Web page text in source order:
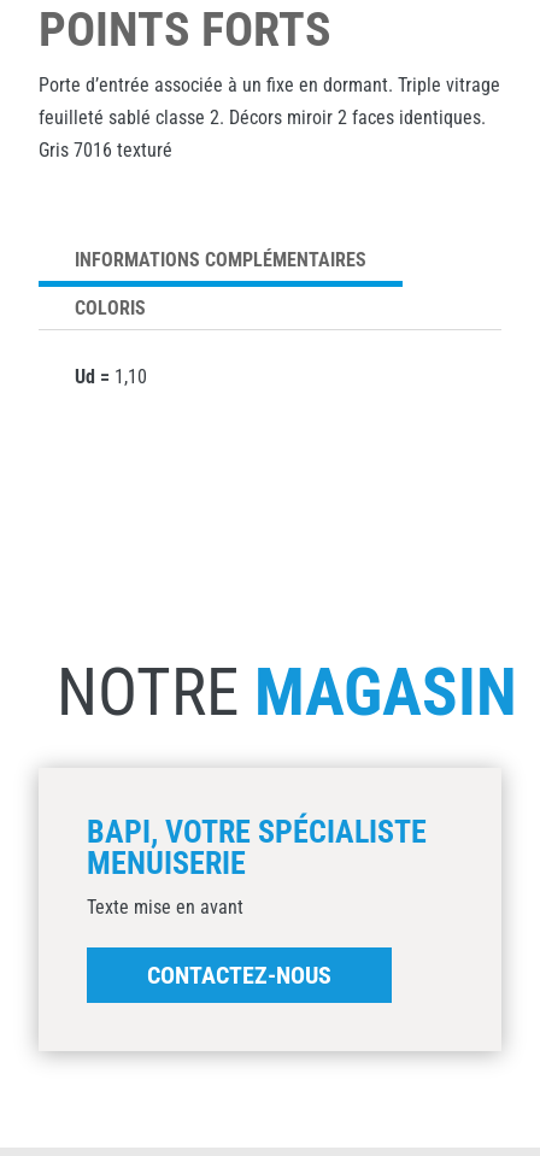
POINTS FORTS
Porte d’entrée associée à un fixe en dormant. Triple vitrage
feuilleté sablé classe 2. Décors miroir 2 faces identiques.
Gris 7016 texturé
INFORMATIONS COMPLÉMENTAIRES
COLORIS
Ud = 1,10
NOTRE MAGASIN
BAPI, VOTRE SPÉCIALISTE
MENUISERIE
Texte mise en avant
CONTACTEZ-NOUS